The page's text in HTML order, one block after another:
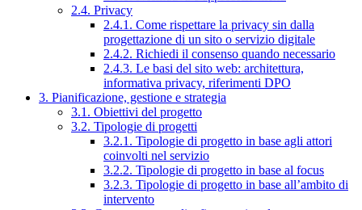
2.4. Privacy
2.4.1. Come rispettare la privacy sin dalla
progettazione di un sito o servizio digitale
2.4.2. Richiedi il consenso quando necessario
2.4.3. Le basi del sito web: architettura,
informativa privacy, riferimenti DPO
3. Pianificazione, gestione e strategia
3.1. Obiettivi del progetto
3.2. Tipologie di progetti
3.2.1. Tipologie di progetto in base agli attori
coinvolti nel servizio
3.2.2. Tipologie di progetto in base al focus
3.2.3. Tipologie di progetto in base all’ambito di
intervento